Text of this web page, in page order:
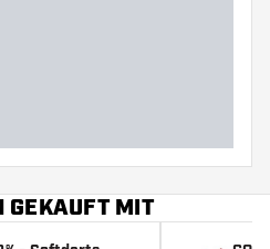
GEKAUFT MIT